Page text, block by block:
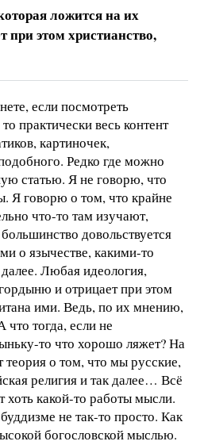
ложится на их
при этом христианство,
если посмотреть
практически весь контент
картиночек,
Редко где можно
статью. Я не говорю, что
Я говорю о том, что крайне
что-то там изучают,
довольствуется
о язычестве, какими-то
Любая идеология,
и отрицает при этом
ими. Ведь, по их мнению,
что тогда, если не
то что хорошо ляжет? На
о том, что мы русские,
религия и так далее… Всё
хоть какой-то работы мысли.
не так-то просто. Как
богословской мыслью.